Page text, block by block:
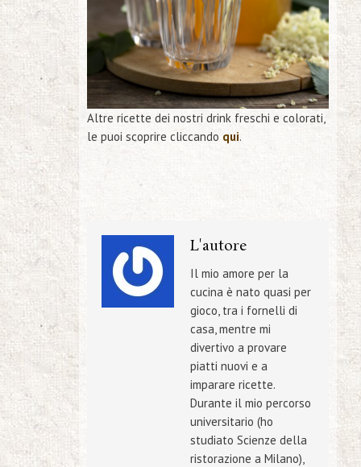
Altre ricette dei nostri drink freschi e colorati,
le puoi scoprire cliccando qui.
L'autore
Il mio amore per la
cucina è nato quasi per
gioco, tra i fornelli di
casa, mentre mi
divertivo a provare
piatti nuovi e a
imparare ricette.
Durante il mio percorso
universitario (ho
studiato Scienze della
ristorazione a Milano),